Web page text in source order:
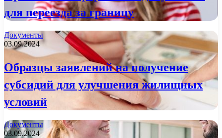
для переезда за границу
Документы
03.09.2024
Образцы заявлений на получение
субсидий для улучшения жилищных
условий
Документы
03.09.2024